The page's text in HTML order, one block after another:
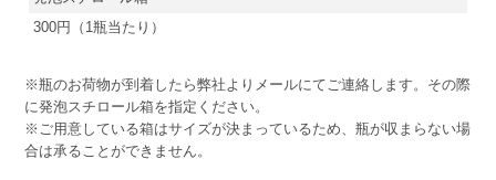
300円（1瓶当たり）
※瓶のお荷物が到着したら弊社よりメールにてご連絡します。その際
に発泡スチロール箱を指定ください。
※ご用意している箱はサイズが決まっているため、瓶が収まらない場
合は承ることができません。